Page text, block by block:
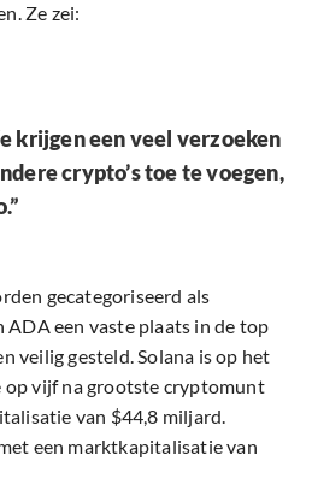
Ze zei:
krijgen een veel verzoeken
crypto’s toe te voegen,
gecategoriseerd als
ADA een vaste plaats in de top
veilig gesteld. Solana is op het
op vijf na grootste cryptomunt
van $44,8 miljard.
een marktkapitalisatie van